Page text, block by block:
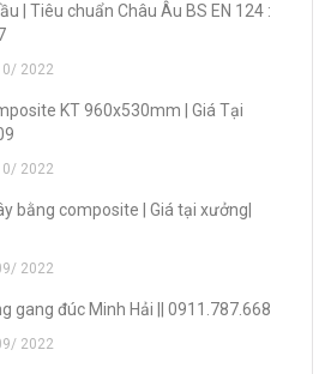
| Tiêu chuẩn Châu Âu BS EN 124 :
2022
KT 960x530mm | Giá Tại
2022
bằng composite | Giá tại xưởng|
2022
gang đúc Minh Hải || 0911.787.668
2022